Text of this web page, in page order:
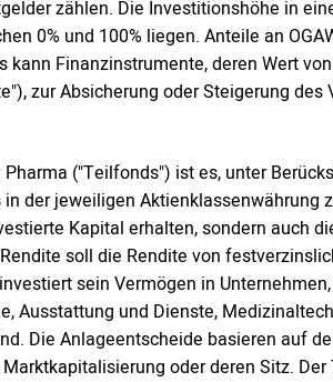
zählen. Die Investitionshöhe in
0% und 100% liegen. Anteile an
Finanzinstrumente, deren Wert
zur Absicherung oder Steigerung des
("Teilfonds") ist es, unter
der jeweiligen Aktienklassenwährung
Kapital erhalten, sondern auch
soll die Rendite von
sein Vermögen in
Ausstattung und Dienste,
Die Anlageentscheide basieren auf
oder deren Sitz.